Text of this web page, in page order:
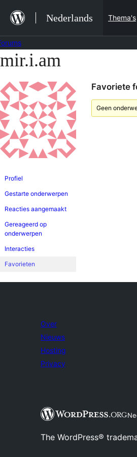
naar
de
inhoud
Nederlands Thema's
Ga
de
inhoud
mir.i.am
Profiel
Gestarte onderwerpen
Reacties aangemaakt
Gereageerd op
onderwerpen
Interacties
Favorieten
Favoriete
Geen
Over
Nieuws
Hosting
Privacy
The WordPress®